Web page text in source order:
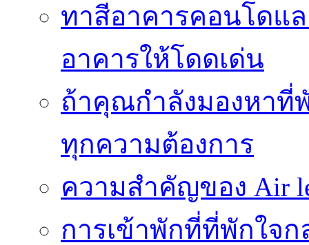
ทาสีอาคารคอนโดแ
อาคารให้โดดเด่น
ถ้าคุณกำลังมองหาที่
ทุกความต้องการ
ความสำคัญของ Air
การเข้าพักที่ที่พักใจก